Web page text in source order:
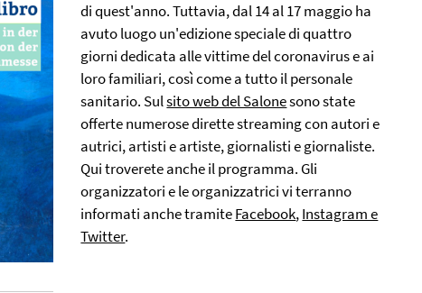
di quest'anno. Tuttavia, dal 14 al 17 maggio ha
avuto luogo un'edizione speciale di quattro
giorni dedicata alle vittime del coronavirus e ai
loro familiari, così come a tutto il personale
sanitario. Sulsito web del Salonesono state
offerte numerose dirette streaming con autori e
autrici, artisti e artiste, giornalisti e giornaliste.
Qui troverete anche il programma. Gli
organizzatori e le organizzatrici vi terranno
informati anche tramiteFacebook,Instagram e
Twitter.